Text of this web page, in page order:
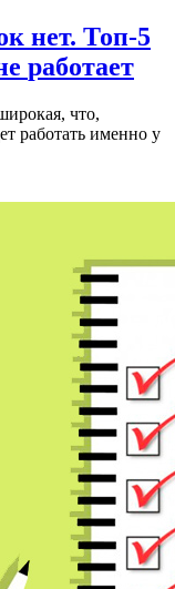
нет. Топ-5
работает
что,
работать именно у